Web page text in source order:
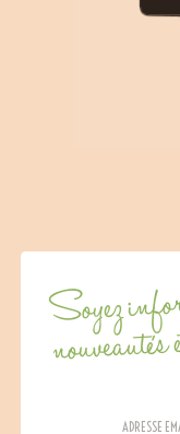
Soyez